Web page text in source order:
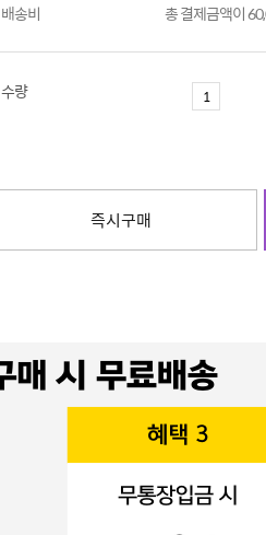
배송비 총 결제금액이
수량
즉시구매